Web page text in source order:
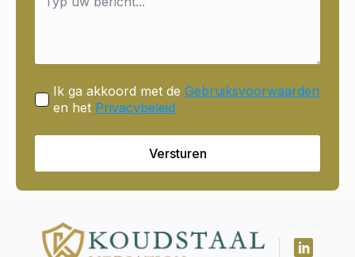
Ik ga akkoord met de Gebruiksvoorwaarden
en het Privacybeleid
Versturen